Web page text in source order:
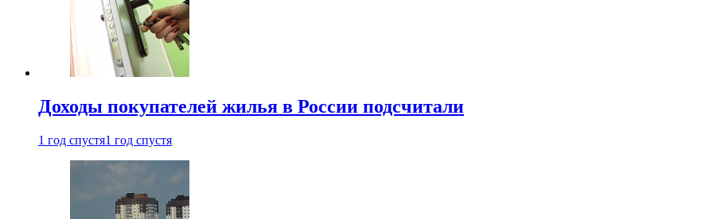
Доходы покупателей жилья в России подсчитали
1 год спустя1 год спустя